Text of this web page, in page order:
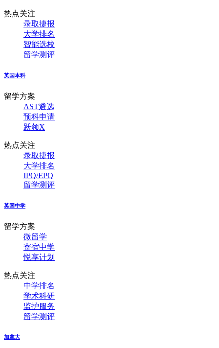
热点关注
录取捷报
大学排名
智能选校
留学测评
英国本科
留学方案
AST遴选
预科申请
跃领X
热点关注
录取捷报
大学排名
IPQ/EPQ
留学测评
英国中学
留学方案
微留学
寄宿中学
悦享计划
热点关注
中学排名
学术科研
监护服务
留学测评
加拿大